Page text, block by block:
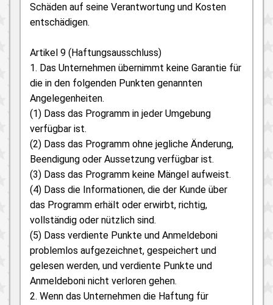
Schäden auf seine Verantwortung und Kosten
entschädigen.
Artikel 9 (Haftungsausschluss)
1. Das Unternehmen übernimmt keine Garantie für
die in den folgenden Punkten genannten
Angelegenheiten.
(1) Dass das Programm in jeder Umgebung
verfügbar ist.
(2) Dass das Programm ohne jegliche Änderung,
Beendigung oder Aussetzung verfügbar ist.
(3) Dass das Programm keine Mängel aufweist.
(4) Dass die Informationen, die der Kunde über
das Programm erhält oder erwirbt, richtig,
vollständig oder nützlich sind.
(5) Dass verdiente Punkte und Anmeldeboni
problemlos aufgezeichnet, gespeichert und
gelesen werden, und verdiente Punkte und
Anmeldeboni nicht verloren gehen.
2. Wenn das Unternehmen die Haftung für